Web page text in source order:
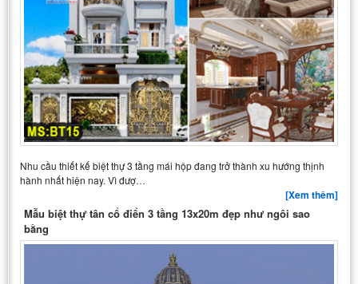
Nhu cầu thiết kế biệt thự 3 tầng mái hộp đang trở thành xu hướng thịnh
hành nhất hiện nay. Vì đượ…
[Xem thêm]
Mẫu biệt thự tân cổ điển 3 tầng 13x20m đẹp như ngôi sao
bằng